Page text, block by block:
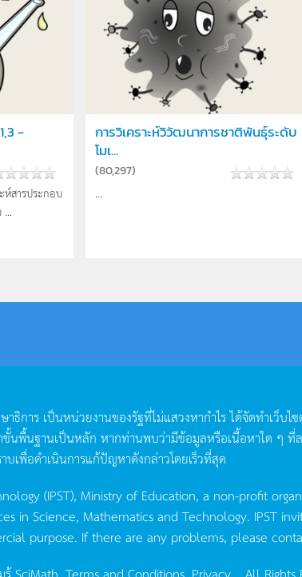
-
ห์สารประกอบ
...
การวิเคราะห์วิวัฒนาการชาติพันธุ์ระดับ
โมเ...
(80,297)
...
าธิการ เป็นหน่วยงานของรัฐที่ไม่แสวงหากำไรได้จัดทำเว็บไ
ขั้นพื้นฐานเป็นหลัก หากท่านพบว่ามีข้อมูลหรือเนื้อหาใด ๆ ที่
บเพื่อดำเนินการแก้ปัญหาดังกล่าวโดยเร็วที่สุด
(IPST), Ministry of Education, a non-profit
in Science, Mathematics and Technology. IPST
purpose. If there are any problems, please